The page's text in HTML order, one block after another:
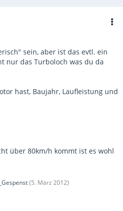
sein, aber ist das evtl. ein
nur das Turboloch was du da
hast, Baujahr, Laufleistung und
über 80km/h kommt ist es wohl
(5. März 2012)